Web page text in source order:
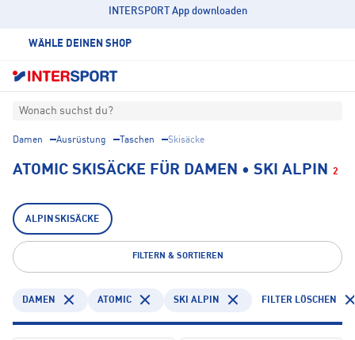
INTERSPORT App downloaden
WÄHLE DEINEN SHOP
Wonach suchst du?
Damen Ausrüstung Taschen Skisäcke
ATOMIC SKISÄCKE FÜR DAMEN • SKI ALPIN 2
ALPINSKISÄCKE
FILTERN & SORTIEREN
DAMEN ATOMIC SKI ALPIN FILTER LÖSCHEN